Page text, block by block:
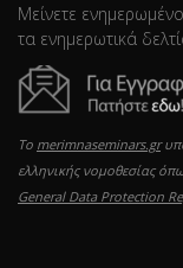
Μείνετε
τα ενημερωτικά
Το merimnaseminars.gr
ελληνικής νομοθεσίας
General Data Protection